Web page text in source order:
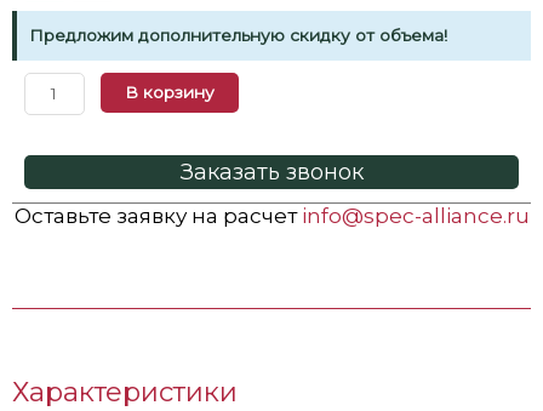
Предложим дополнительную скидку от объема!
В корзину
Заказать звонок
Оставьте заявку на расчет info@spec-alliance.ru
Характеристики